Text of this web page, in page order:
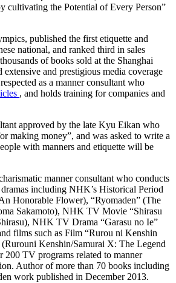
cultivating the Potential of Every Person”
published the first etiquette and
national, and ranked third in sales
of books sold at the Shanghai
and prestigious media coverage
as a manner consultant who
, and holds training for companies and
approved by the late Kyu Eikan who
making money”, and was asked to write a
with manners and etiquette will be
manner consultant who conducts
including NHK’s Historical Period
Honorable Flower), “Ryomaden” (The
Sakamoto), NHK TV Movie “Shirasu
NHK TV Drama “Garasu no Ie”
films such as Film “Rurou ni Kenshin
(Rurouni Kenshin/Samurai X: The Legend
200 TV programs related to manner
Author of more than 70 books including
work published in December 2013.